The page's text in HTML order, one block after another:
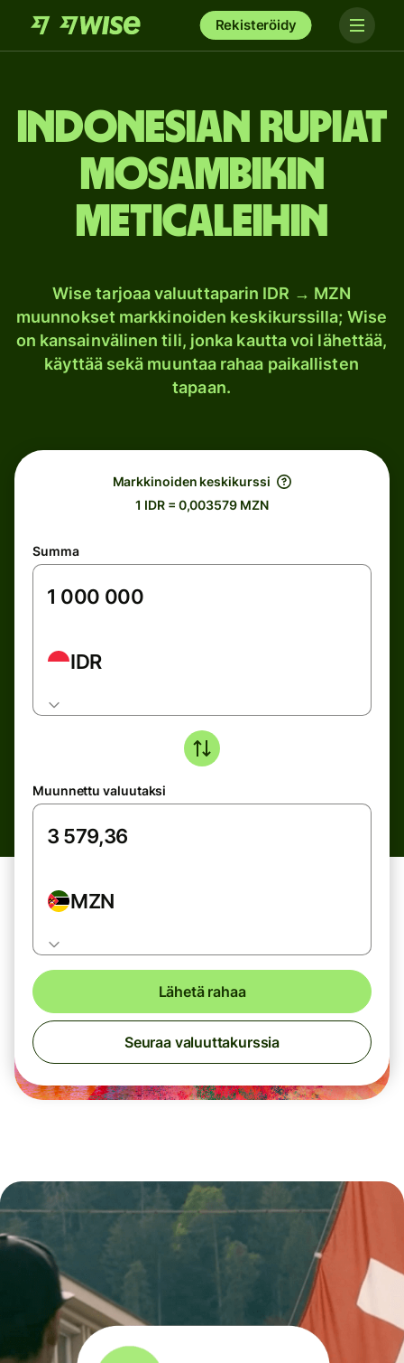
Rekisteröidy
Indonesian rupiat
Mosambikin
meticaleihin
Wise tarjoaa valuuttaparin IDR → MZN
muunnokset markkinoiden keskikurssilla; Wise
on kansainvälinen tili, jonka kautta voi lähettää,
käyttää sekä muuntaa rahaa paikallisten
tapaan.
Markkinoiden keskikurssi
1 IDR = 0,003579 MZN
Summa
IDR
Muunnettu valuutaksi
MZN
Lähetä rahaa
Seuraa valuuttakurssia